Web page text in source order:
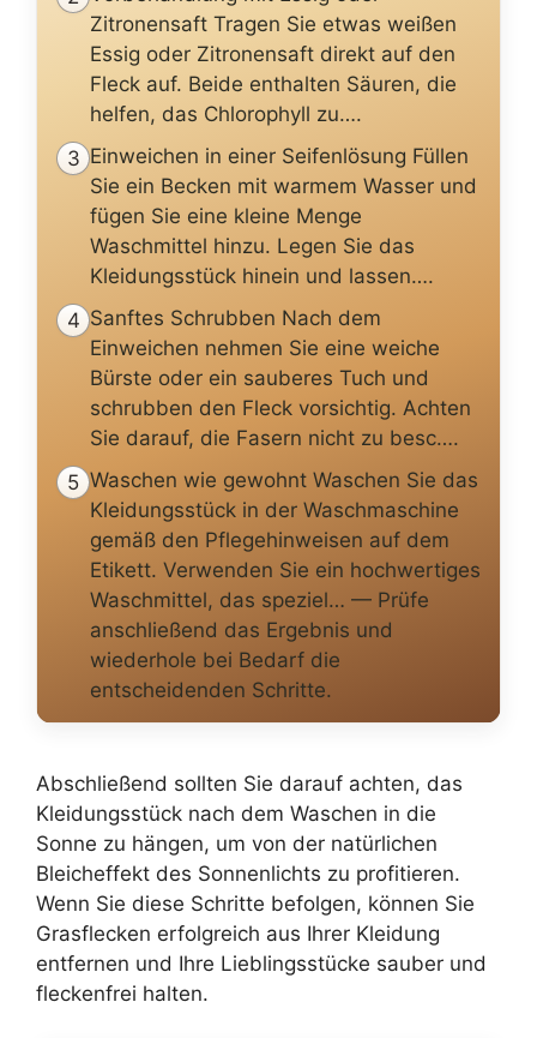
Zitronensaft Tragen Sie etwas weißen
Essig oder Zitronensaft direkt auf den
Fleck auf. Beide enthalten Säuren, die
helfen, das Chlorophyll zu….
3 Einweichen in einer Seifenlösung Füllen
Sie ein Becken mit warmem Wasser und
fügen Sie eine kleine Menge
Waschmittel hinzu. Legen Sie das
Kleidungsstück hinein und lassen….
4 Sanftes Schrubben Nach dem
Einweichen nehmen Sie eine weiche
Bürste oder ein sauberes Tuch und
schrubben den Fleck vorsichtig. Achten
Sie darauf, die Fasern nicht zu besc….
5 Waschen wie gewohnt Waschen Sie das
Kleidungsstück in der Waschmaschine
gemäß den Pflegehinweisen auf dem
Etikett. Verwenden Sie ein hochwertiges
Waschmittel, das speziel… — Prüfe
anschließend das Ergebnis und
wiederhole bei Bedarf die
entscheidenden Schritte.
Abschließend sollten Sie darauf achten, das
Kleidungsstück nach dem Waschen in die
Sonne zu hängen, um von der natürlichen
Bleicheffekt des Sonnenlichts zu profitieren.
Wenn Sie diese Schritte befolgen, können Sie
Grasflecken erfolgreich aus Ihrer Kleidung
entfernen und Ihre Lieblingsstücke sauber und
fleckenfrei halten.